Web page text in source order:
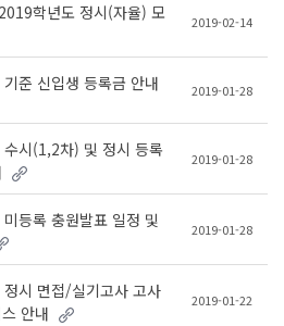
학년도 정시(자율) 모
2019-02-14
준 신입생 등록금 안내 2019-01-28
시(1,2차) 및 정시 등록
2019-01-28
등록 충원발표 일정 및
2019-01-28
시 면접/실기고사 고사
안내
2019-01-22